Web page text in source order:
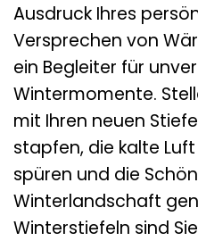
Ausdruck Ihres
Versprechen von
ein Begleiter für
Wintermomente.
mit Ihren neuen
stapfen, die kalte
spüren und die
Winterlandschaft
Winterstiefeln sind